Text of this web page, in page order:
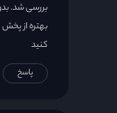
کنید
پاسخ